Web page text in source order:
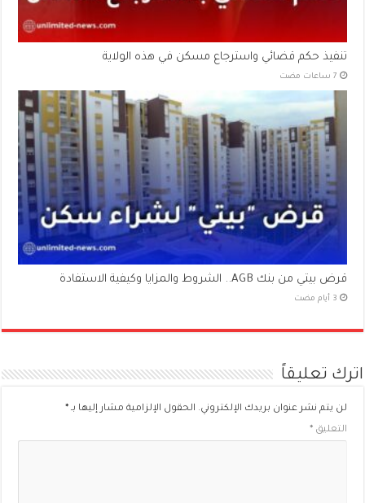
تنفيذ حكم قضائي واسترجاع مسكن في هذه الولاية
قرض بيتي من بنك AGB.. الشروط والمزايا وكيفية الاستفادة
اترك تعليقاً
لن يتم نشر عنوان بريدك الإلكتروني. الحقول الإلزامية مشار إليها بـ*
التعليق*